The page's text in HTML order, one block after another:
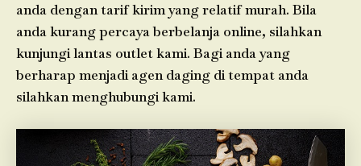
anda dengan tarif kirim yang relatif murah. Bila
anda kurang percaya berbelanja online, silahkan
kunjungi lantas outlet kami. Bagi anda yang
berharap menjadi agen daging di tempat anda
silahkan menghubungi kami.